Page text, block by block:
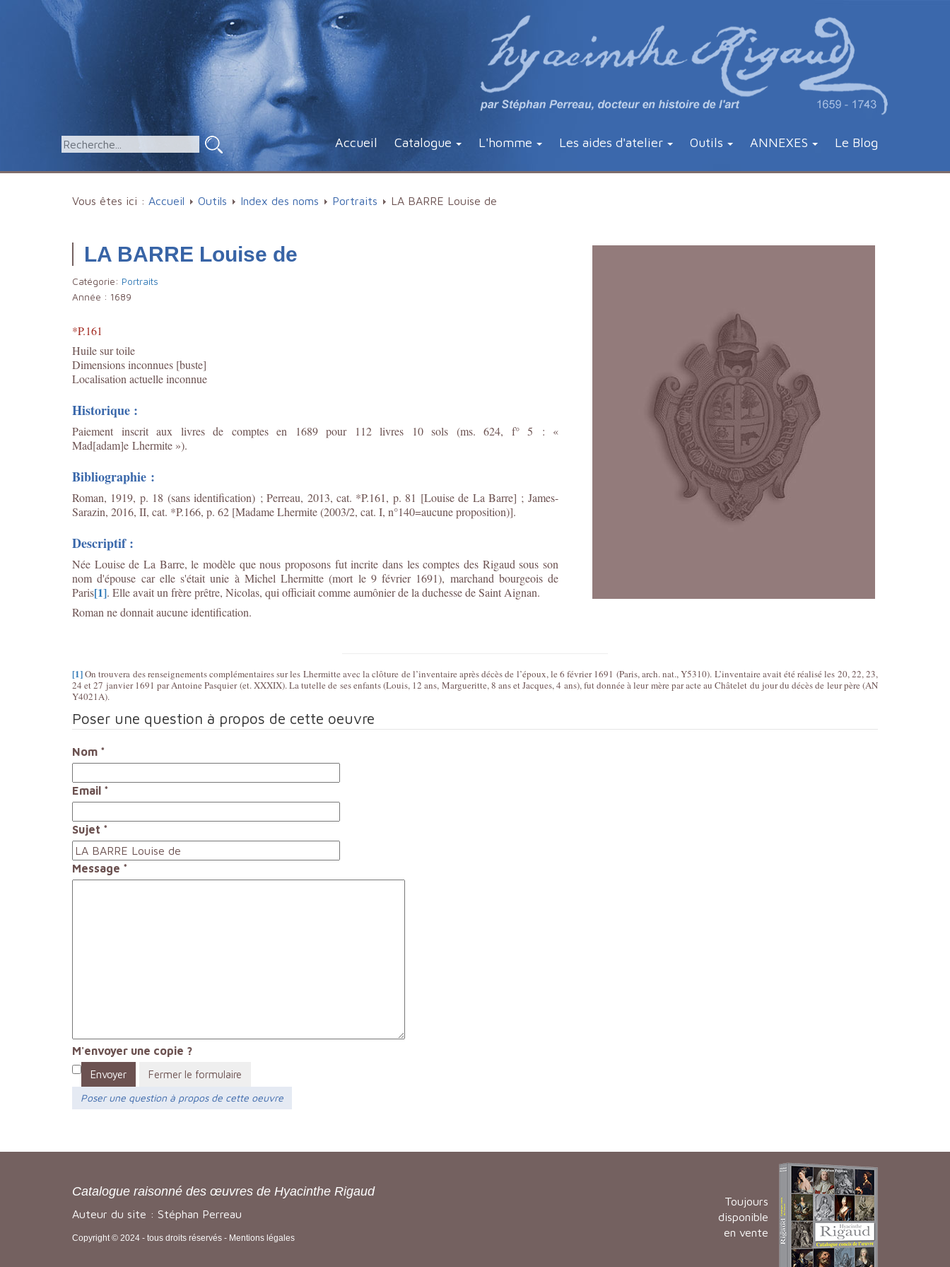
Accueil Catalogue L'homme Les aides d'atelier Outils ANNEXES Le Blog
Vous êtes ici : Accueil Outils Index des noms Portraits LA BARRE Louise de
LA BARRE Louise de
Catégorie: Portraits
Année : 1689
*P.161
Huile sur toile
Dimensions inconnues [buste]
Localisation actuelle inconnue
Historique :
Paiement inscrit aux livres de comptes en 1689 pour 112 livres 10 sols (ms. 624, f° 5 : «
Mad[adam]e Lhermite »).
Bibliographie :
Roman, 1919, p. 18 (sans identification) ; Perreau, 2013, cat. *P.161, p. 81 [Louise de La Barre] ; James-
Sarazin, 2016, II, cat. *P.166, p. 62 [Madame Lhermite (2003/2, cat. I, n°140=aucune proposition)].
Descriptif :
Née Louise de La Barre, le modèle que nous proposons fut incrite dans les comptes des Rigaud sous son
nom d'épouse car elle s'était unie à Michel Lhermitte (mort le 9 février 1691), marchand bourgeois de
Paris[1]. Elle avait un frère prêtre, Nicolas, qui officiait comme aumônier de la duchesse de Saint Aignan.
Roman ne donnait aucune identification.
[1]On trouvera des renseignements complémentaires sur les Lhermitte avec la clôture de l’inventaire après décès de l’époux, le 6 février 1691 (Paris, arch. nat., Y5310). L’inventaire avait été réalisé les 20, 22, 23,
24 et 27 janvier 1691 par Antoine Pasquier (et. XXXIX). La tutelle de ses enfants (Louis, 12 ans, Margueritte, 8 ans et Jacques, 4 ans), fut donnée à leur mère par acte au Châtelet du jour du décès de leur père (AN
Y4021A).
Poser une question à propos de cette oeuvre
Nom *
Email *
Sujet *
Message *
M'envoyer une copie ?
Envoyer
Fermer le formulaire
Poser une question à propos de cette oeuvre
Catalogue raisonné des œuvres de Hyacinthe Rigaud
Auteur du site : Stéphan Perreau
Copyright © 2024 - tous droits réservés - Mentions légales
Toujours
disponible
en vente